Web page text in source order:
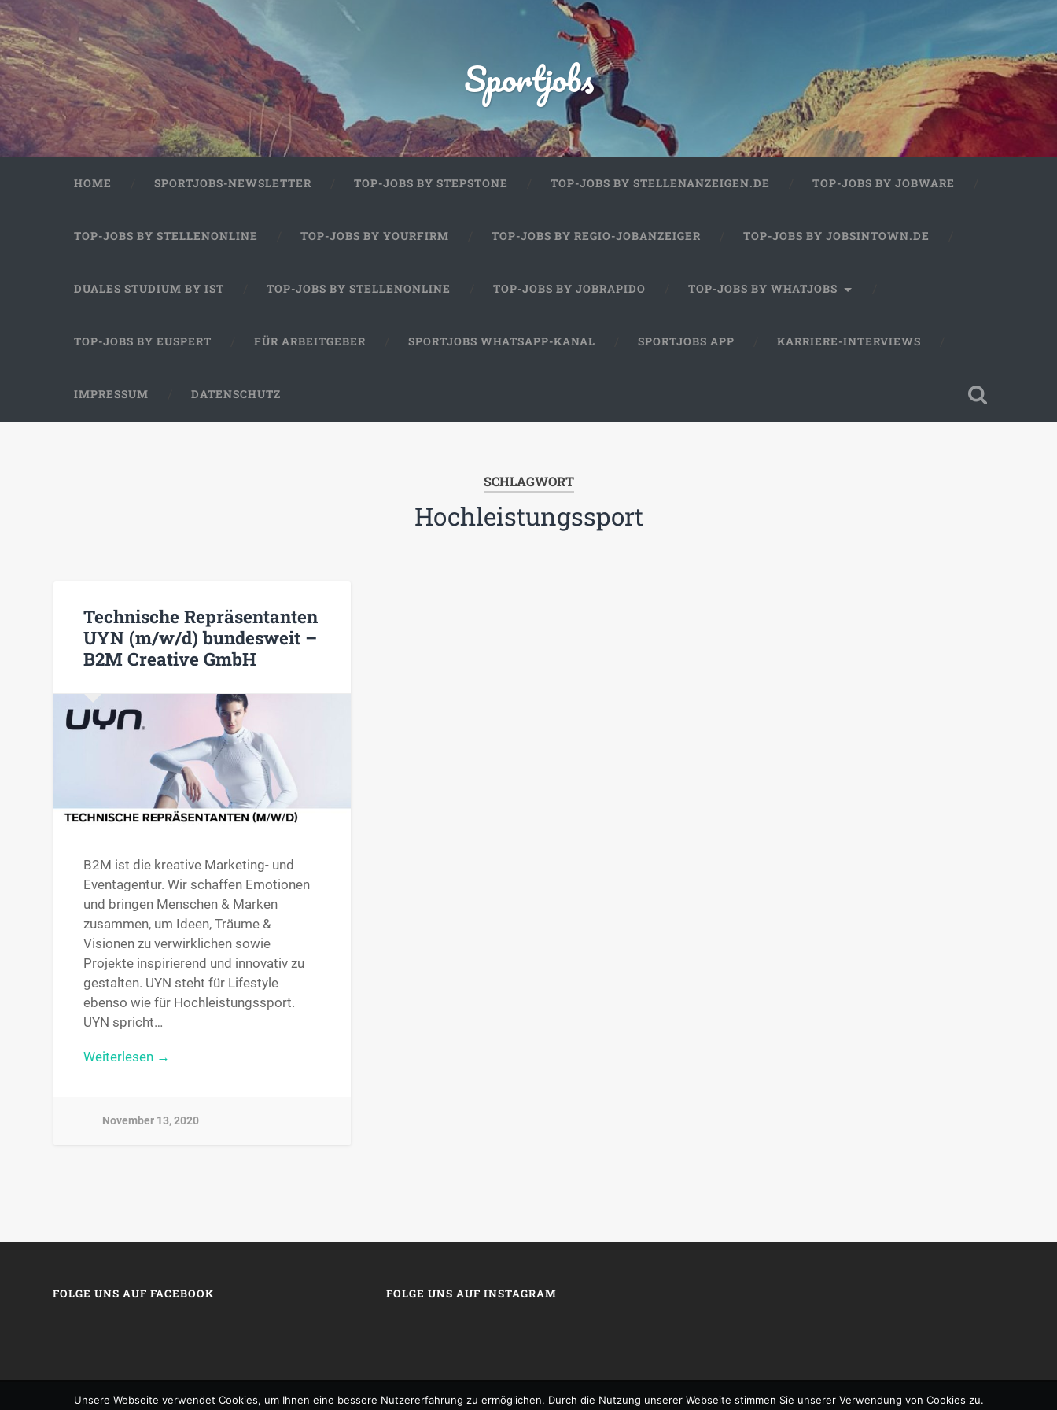
Sportjobs
HOME SPORTJOBS-NEWSLETTER TOP-JOBS BY STEPSTONE TOP-JOBS BY STELLENANZEIGEN.DE TOP-JOBS BY JOBWARE
TOP-JOBS BY STELLENONLINE TOP-JOBS BY YOURFIRM TOP-JOBS BY REGIO-JOBANZEIGER TOP-JOBS BY JOBSINTOWN.DE
DUALES STUDIUM BY IST TOP-JOBS BY STELLENONLINE TOP-JOBS BY JOBRAPIDO TOP-JOBS BY WHATJOBS
TOP-JOBS BY EUSPERT FÜR ARBEITGEBER SPORTJOBS WHATSAPP-KANAL SPORTJOBS APP KARRIERE-INTERVIEWS
IMPRESSUM DATENSCHUTZ
SCHLAGWORT
Hochleistungssport
Technische Repräsentanten
UYN (m/w/d) bundesweit –
B2M Creative GmbH
B2M ist die kreative Marketing- und
Eventagentur. Wir schaffen Emotionen
und bringen Menschen & Marken
zusammen, um Ideen, Träume &
Visionen zu verwirklichen sowie
Projekte inspirierend und innovativ zu
gestalten. UYN steht für Lifestyle
ebenso wie für Hochleistungssport.
UYN spricht…
Weiterlesen →
November 13, 2020
FOLGE UNS AUF FACEBOOK FOLGE UNS AUF INSTAGRAM
Unsere Webseite verwendet Cookies, um Ihnen eine bessere Nutzererfahrung zu ermöglichen. Durch die Nutzung unserer Webseite stimmen Sie unserer Verwendung von Cookies zu.